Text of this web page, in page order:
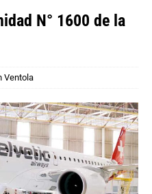
N° 1600 de la
Ventola